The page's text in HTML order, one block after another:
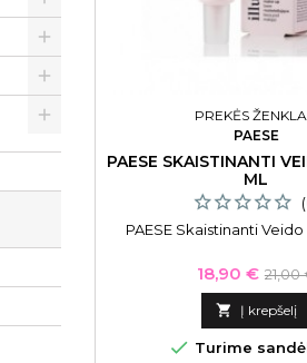
PREKĖS
PAESE
PAESE SKAISTINANTI
ML
PAESE Skaistinanti
Kaina
18,90 €
kaina
21,00
 Į krepšelį
 Turime